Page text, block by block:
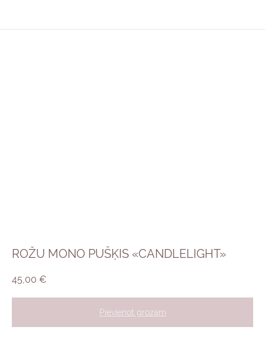
ROŽU MONO PUŠĶIS «CANDLELIGHT»
45,00 €
Pievienot grozam